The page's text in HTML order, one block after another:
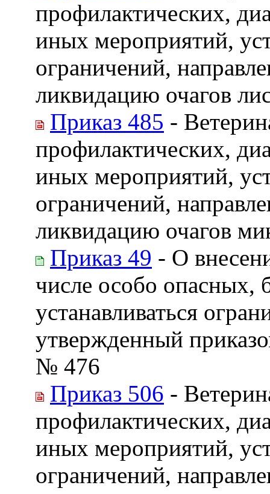
профилактических,
иных мероприятий,
ограничений,
ликвидацию очагов
Приказ 485 -
профилактических,
иных мероприятий,
ограничений,
ликвидацию очагов
Приказ 49 - О
числе особо опасных,
устанавливаться
утвержденный
№ 476
Приказ 506 -
профилактических,
иных мероприятий,
ограничений,